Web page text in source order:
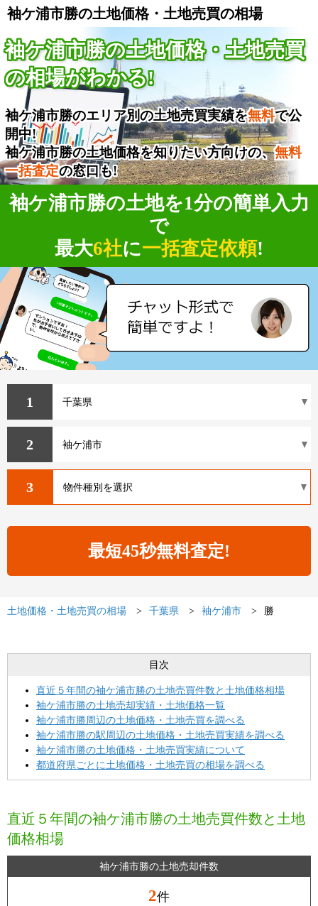
袖ケ浦市勝の土地価格・土地売買の相場
袖ケ浦市勝の土地価格・土地売買
の相場がわかる!
袖ケ浦市勝のエリア別の土地売買実績を無料で公
開中!
袖ケ浦市勝の土地価格を知りたい方向けの、無料
一括査定の窓口も!
袖ケ浦市勝の土地を1分の簡単入力
で
最大6社に一括査定依頼!
1
2
3
土地価格・土地売買の相場 千葉県 袖ケ浦市 勝
目次
直近５年間の袖ケ浦市勝の土地売買件数と土地価格相場
袖ケ浦市勝の土地売却実績・土地価格一覧
袖ケ浦市勝周辺の土地価格・土地売買を調べる
袖ケ浦市勝の駅周辺の土地価格・土地売買実績を調べる
袖ケ浦市勝の土地価格・土地売買実績について
都道府県ごとに土地価格・土地売買の相場を調べる
直近５年間の袖ケ浦市勝の土地売買件数と土地
価格相場
袖ケ浦市勝の土地売却件数
2件